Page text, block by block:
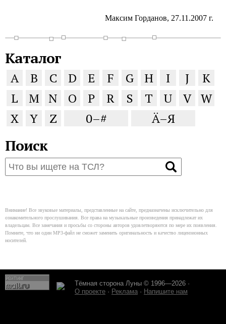
Максим Горданов, 27.11.2007 г.
Каталог
A B C D E F G H I J
K
L
M N O P R S T U V W
X
Y Z 0–# Ä–Я
Поиск
Внимание! Все звуковые материалы, представленные на сайте, предназначены исключительно для
ознакомительного прослушивания. Все права на музыкальные произведения принадлежат их
владельцам. Все замечания и просьбы со стороны авторов удовлетворяются по мере их появления.
Помните, что ни один MP3-файл не сможет заменить оригинальность и качество лицензионных
носителей.
Тёмная сторона Луны © 1996—2026 ·
О проекте · Реклама · Напишите нам